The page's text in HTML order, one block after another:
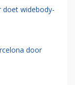
doet widebody-
door